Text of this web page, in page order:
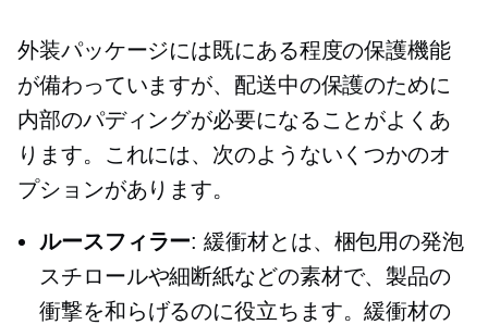
外装パッケージには既にある程度の保護機能
が備わっていますが、配送中の保護のために
内部のパディングが必要になることがよくあ
ります。これには、次のようないくつかのオ
プションがあります。
ルースフィラー: 緩衝材とは、梱包用の発泡
スチロールや細断紙などの素材で、製品の
衝撃を和らげるのに役立ちます。緩衝材の